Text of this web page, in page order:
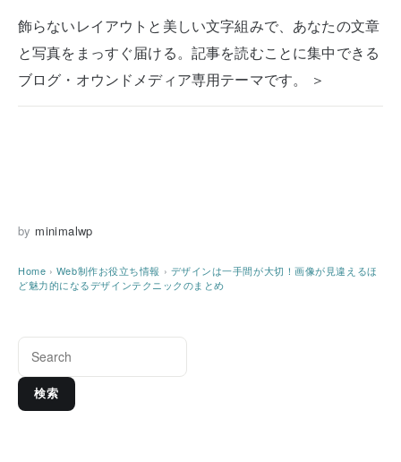
飾らないレイアウトと美しい文字組みで、あなたの文章
と写真をまっすぐ届ける。記事を読むことに集中できる
ブログ・オウンドメディア専用テーマです。 ＞
by minimalwp
Home › Web制作お役立ち情報 › デザインは一手間が大切！画像が見違えるほ
ど魅力的になるデザインテクニックのまとめ
検索